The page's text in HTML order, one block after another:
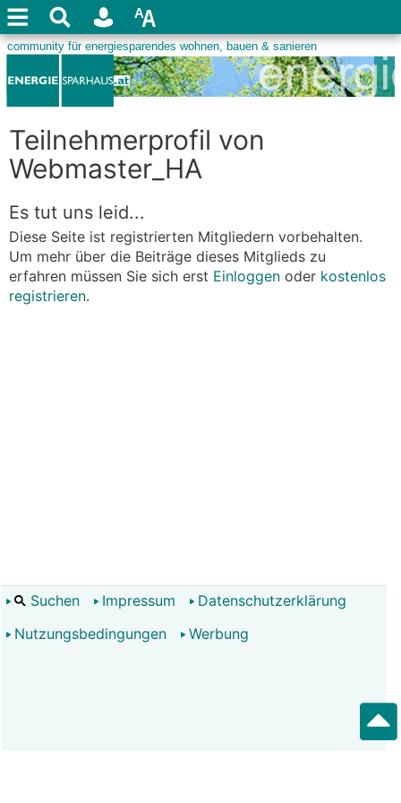
Teilnehmerprofil von
Webmaster_HA
Es tut uns leid...
Diese Seite ist registrierten Mitgliedern vorbehalten.
Um mehr über die Beiträge dieses Mitglieds zu
erfahren müssen Sie sich erst Einloggen oder kostenlos
registrieren.
Suchen Impressum
Datenschutzerklärung
Nutzungsbedingungen
Werbung